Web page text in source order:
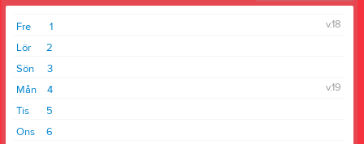
1
Fre
v.18
2
Lör
3
Sön
4
Mån
v.19
5
Tis
6
Ons